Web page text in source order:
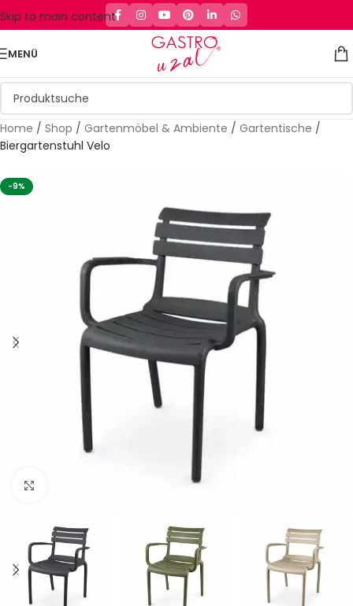
Skip to main content
MENÜ
Home / Shop / Gartenmöbel & Ambiente / Gartentische /
Biergartenstuhl Velo
-9%